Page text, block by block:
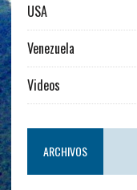
USA
Venezuela
Videos
ARCHIVOS